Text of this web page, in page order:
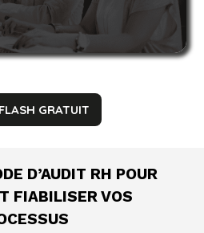
GRATUIT
D’AUDIT RH POUR
FIABILISER VOS